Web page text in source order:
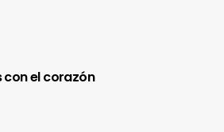
con el corazón